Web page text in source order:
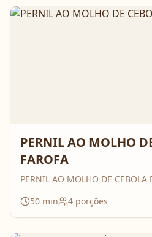
PERNIL AO MOLHO
FAROFA
PERNIL AO MOLHO DE CEBOLA
50 min 4 porções